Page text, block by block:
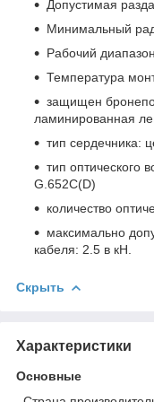
Допустимая
Минимальный
Рабочий
Температура
защищен
ламинированная
тип сердечника:
тип оптического
G.652С(D)
количество
максимально
кабеля: 2.5 в кН.
Скрыть
Характеристики
Основные